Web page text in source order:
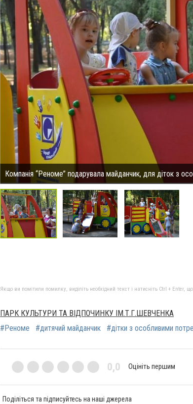
Компанія “Реноме” подарувала майданчик, для діток з
Якщо ви помітили помилку, виділіть необхідний текст і натисніть Ctrl + Enter,
ПАРК КУЛЬТУРИ ТА ВІДПОЧИНКУ ІМ.Т.Г.ШЕВЧЕНКА
#Реноме
#дитячий майданчик #дітки з особливими
0,0 Оцініть першим
Поділіться та підписуйтесь на наші джерела